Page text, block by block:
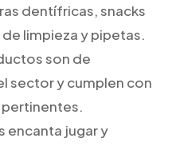
dentífricas, snacks
limpieza y pipetas.
son de
sector y cumplen con
encanta jugar y